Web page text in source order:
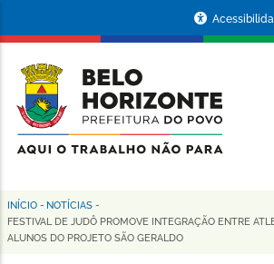
conteúdo
principal
da
Prefeitura
de
Horizonte
Trilha
de
INÍCIO - NOTÍCIAS -
FESTIVAL DE JUDÔ PROMOVE INTEGRAÇÃO ENTRE
ALUNOS DO PROJETO SÃO GERALDO